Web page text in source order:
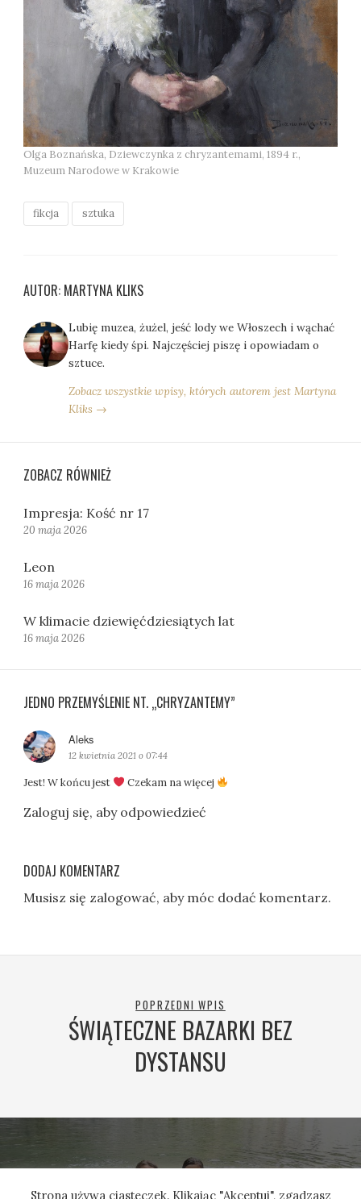
Olga Boznańska, Dziewczynka z chryzantemami, 1894 r.,
Muzeum Narodowe w Krakowie
fikcja sztuka
AUTOR: MARTYNA KLIKS
Lubię muzea, żużel, jeść lody we Włoszech i wąchać
Harfę kiedy śpi. Najczęściej piszę i opowiadam o
sztuce.
Zobacz wszystkie wpisy, których autorem jest Martyna
Kliks →
ZOBACZ RÓWNIEŻ
Impresja: Kość nr 17
20 maja 2026
Leon
16 maja 2026
W klimacie dziewięćdziesiątych lat
16 maja 2026
JEDNO PRZEMYŚLENIE NT. „CHRYZANTEMY”
Aleks
i
z
12 kwietnia 2021 o 07:44
Jest! W końcu jest Czekam na więcej
Zaloguj się, aby odpowiedzieć
DODAJ KOMENTARZ
Musisz się zalogować, aby móc dodać komentarz.
POPRZEDNI WPIS
ŚWIĄTECZNE BAZARKI BEZ
DYSTANSU
Strona używa ciasteczek. Klikając "Akceptuj", zgadzasz